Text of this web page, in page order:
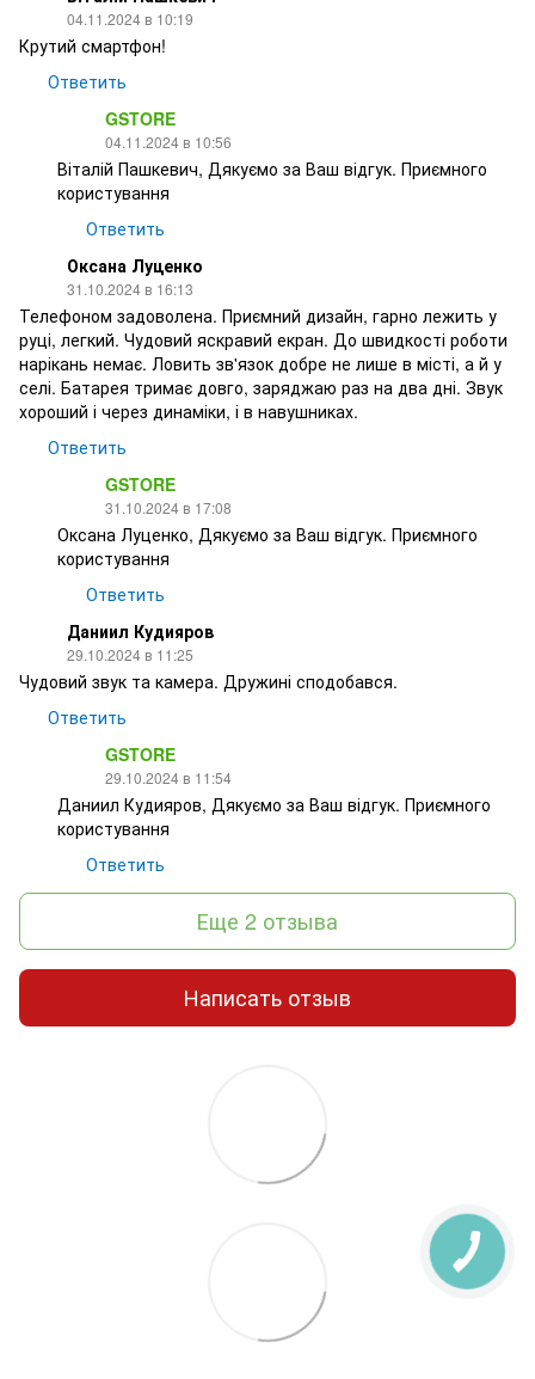
04.11.2024 в 10:19
Крутий смартфон!
Ответить
GSTORE
04.11.2024 в 10:56
Віталій Пашкевич, Дякуємо за Ваш відгук. Приємного
користування
Ответить
Оксана Луценко
31.10.2024 в 16:13
Телефоном задоволена. Приємний дизайн, гарно лежить у
руці, легкий. Чудовий яскравий екран. До швидкості роботи
нарікань немає. Ловить зв'язок добре не лише в місті, а й у
селі. Батарея тримає довго, заряджаю раз на два дні. Звук
хороший і через динаміки, і в навушниках.
Ответить
GSTORE
31.10.2024 в 17:08
Оксана Луценко, Дякуємо за Ваш відгук. Приємного
користування
Ответить
Даниил Кудияров
29.10.2024 в 11:25
Чудовий звук та камера. Дружині сподобався.
Ответить
GSTORE
29.10.2024 в 11:54
Даниил Кудияров, Дякуємо за Ваш відгук. Приємного
користування
Ответить
Еще 2 отзыва
Написать отзыв